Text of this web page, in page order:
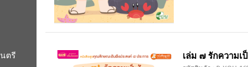
ตรี
เล่ม ๗ รักความเ